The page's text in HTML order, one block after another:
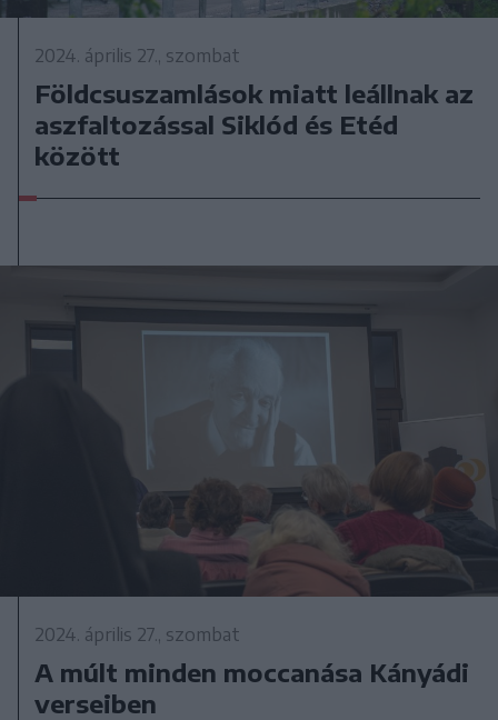
2024. április 27., szombat
Földcsuszamlások miatt leállnak az
aszfaltozással Siklód és Etéd
között
2024. április 27., szombat
A múlt minden moccanása Kányádi
verseiben